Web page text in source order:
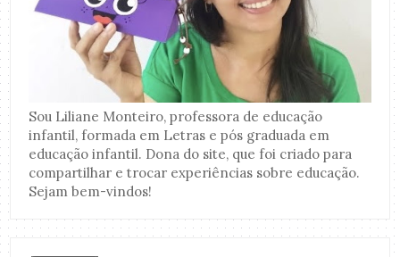
Sou Liliane Monteiro, professora de educação
infantil, formada em Letras e pós graduada em
educação infantil. Dona do site, que foi criado para
compartilhar e trocar experiências sobre educação.
Sejam bem-vindos!